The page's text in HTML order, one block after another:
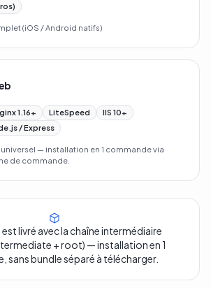
(iOS / Android natifs)
1.16+ LiteSpeed
IIS 10+
/ Express
— installation en 1 commande via
de commande.
livré avec la chaîne intermédiaire
+ root) — installation en 1
sans bundle séparé à télécharger.